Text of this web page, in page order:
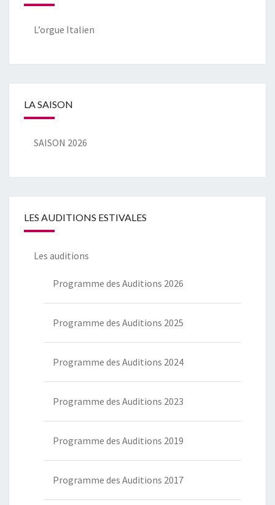
L’orgue Italien
LA SAISON
SAISON 2026
LES AUDITIONS ESTIVALES
Les auditions
Programme des Auditions 2026
Programme des Auditions 2025
Programme des Auditions 2024
Programme des Auditions 2023
Programme des Auditions 2019
Programme des Auditions 2017